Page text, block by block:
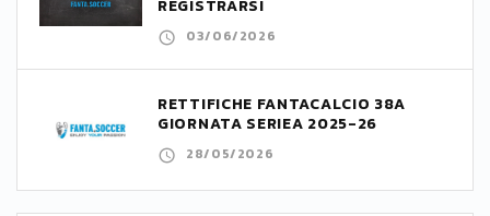
REGISTRARSI
03/06/2026
RETTIFICHE FANTACALCIO 38A
GIORNATA SERIEA 2025-26
28/05/2026